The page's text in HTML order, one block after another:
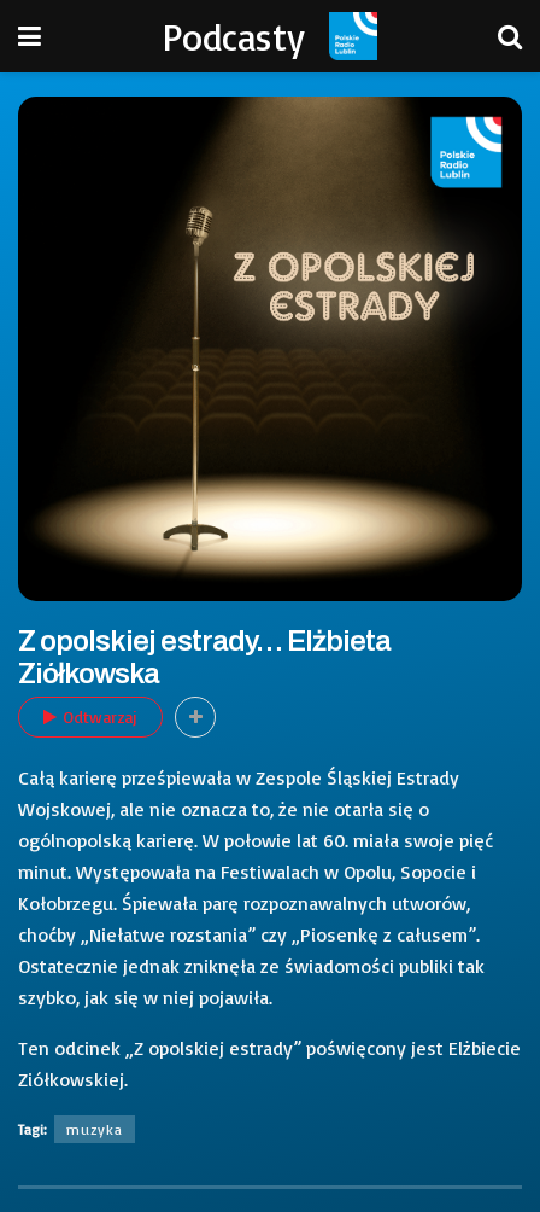
Podcasty
Z opolskiej estrady… Elżbieta
Ziółkowska
Odtwarzaj
Całą karierę prześpiewała w Zespole Śląskiej Estrady
Wojskowej, ale nie oznacza to, że nie otarła się o
ogólnopolską karierę. W połowie lat 60. miała swoje pięć
minut. Występowała na Festiwalach w Opolu, Sopocie i
Kołobrzegu. Śpiewała parę rozpoznawalnych utworów,
choćby „Niełatwe rozstania” czy „Piosenkę z całusem”.
Ostatecznie jednak zniknęła ze świadomości publiki tak
szybko, jak się w niej pojawiła.
Ten odcinek „Z opolskiej estrady” poświęcony jest Elżbiecie
Ziółkowskiej.
Tagi: muzyka